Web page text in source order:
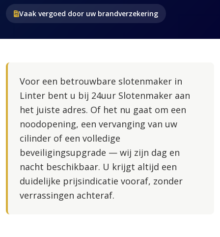
Vaak vergoed door uw brandverzekering
Voor een betrouwbare slotenmaker in
Linter bent u bij 24uur Slotenmaker aan
het juiste adres. Of het nu gaat om een
noodopening, een vervanging van uw
cilinder of een volledige
beveiligingsupgrade — wij zijn dag en
nacht beschikbaar. U krijgt altijd een
duidelijke prijsindicatie vooraf, zonder
verrassingen achteraf.